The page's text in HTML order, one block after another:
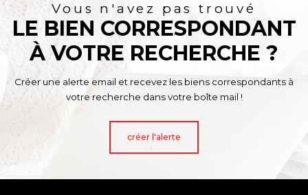
Vous n'avez pas trouvé
LE BIEN CORRESPONDANT
À VOTRE RECHERCHE ?
Créer une alerte email et recevez les biens correspondants à
votre recherche dans votre boîte mail !
créer l'alerte